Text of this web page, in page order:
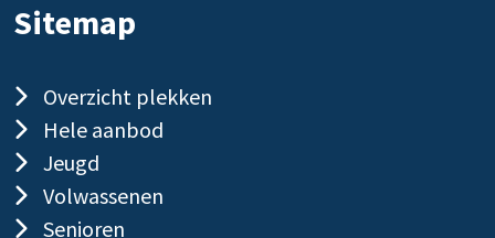
Sitemap
Overzicht plekken
Hele aanbod
Jeugd
Volwassenen
Senioren